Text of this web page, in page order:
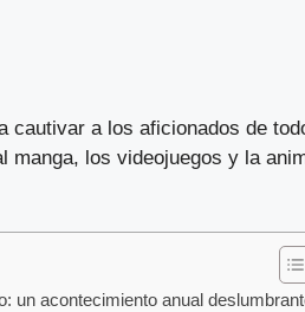
a los aficionados de
los videojuegos y la
un acontecimiento anual